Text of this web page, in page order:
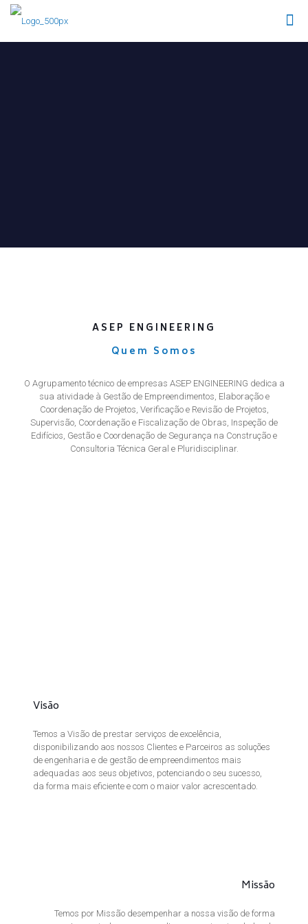
ASEP ENGINEERING
Quem Somos
O Agrupamento técnico de empresas ASEP ENGINEERING dedica a
sua atividade à Gestão de Empreendimentos, Elaboração e
Coordenação de Projetos, Verificação e Revisão de Projetos,
Supervisão, Coordenação e Fiscalização de Obras, Inspeção de
Edifícios, Gestão e Coordenação de Segurança na Construção e
Consultoria Técnica Geral e Pluridisciplinar.
Visão
Temos a Visão de prestar serviços de excelência,
disponibilizando aos nossos Clientes e Parceiros as soluções
de engenharia e de gestão de empreendimentos mais
adequadas aos seus objetivos, potenciando o seu sucesso,
da forma mais eficiente e com o maior valor acrescentado.
Missão
Temos por Missão desempenhar a nossa visão de forma